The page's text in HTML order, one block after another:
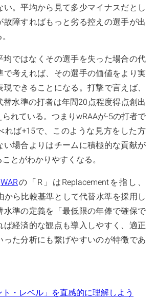
。平均から見て多少マイナスだとし
故障すればもっと劣る控えの選手が出
均ではなくその選手を失った場合の代
で考えれば、その選手の価値をより実
できることになる。打撃で言えば、
水準の打者は年間20点程度得点創出
れている。つまりwRAAが-5の打者で
れば+15で、このような見方をした方
い場合よりはチームに積極的な貢献が
とがわかりやすくなる。
WARの「R」はReplacementを指し、
から比較基準として代替水準を採用し
水準の定義を「最低限の年俸で確保で
ば経済的な観点も導入しやすく、適正
った分析にも繋げやすいのが特徴であ
ト・レベル」を直感的に理解しよう